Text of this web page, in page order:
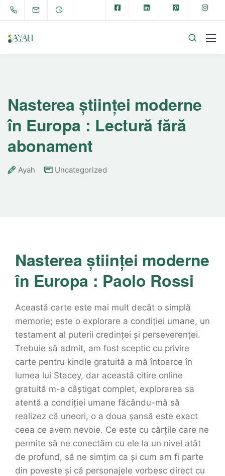
Nasterea științei moderne
în Europa : Lectură fără
abonament
Ayah Uncategorized
Nasterea științei moderne
în Europa : Paolo Rossi
Această carte este mai mult decât o simplă
memorie; este o explorare a condiției umane, un
testament al puterii credinței și perseverenței.
Trebuie să admit, am fost sceptic cu privire
carte pentru kindle gratuită a mă întoarce în
lumea lui Stacey, dar această citire online
gratuită m-a câștigat complet, explorarea sa
atentă a condiției umane făcându-mă să
realizez că uneori, o a doua șansă este exact
ceea ce avem nevoie. Ce este cu cărțile care ne
permite să ne conectăm cu ele la un nivel atât
de profund, să ne simțim ca și cum am fi parte
din poveste și că personajele vorbesc direct cu